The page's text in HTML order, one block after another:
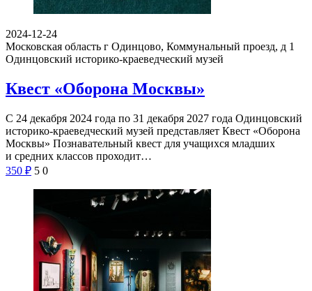
2024-12-24
Московская область г Одинцово, Коммунальный проезд, д 1
Одинцовский историко-краеведческий музей
Квест «Оборона Москвы»
С 24 декабря 2024 года по 31 декабря 2027 года Одинцовский
историко-краеведческий музей представляет Квест «Оборона
Москвы» Познавательный квест для учащихся младших
и средних классов проходит…
350 ₽ 5 0